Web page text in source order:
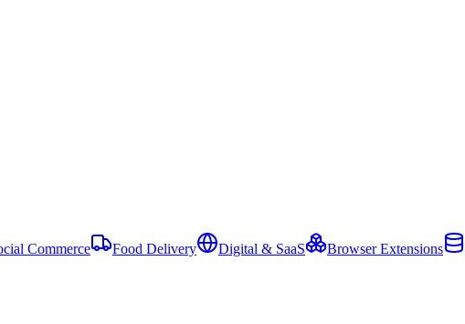
Commerce Food Delivery Digital & SaaS Browser Extensions